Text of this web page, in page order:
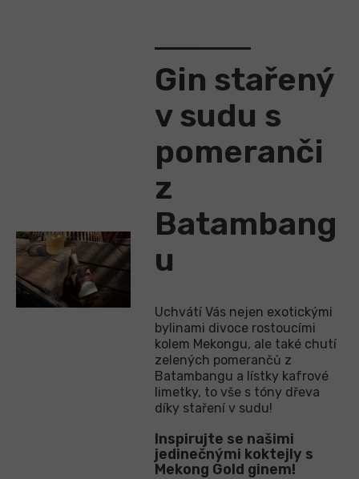
Gin stařený
v sudu s
pomeranči
z
Batambang
u
Uchvátí Vás nejen exotickými
bylinami divoce rostoucími
kolem Mekongu, ale také chutí
zelených pomerančů z
Batambangu a lístky kafrové
limetky, to vše s tóny dřeva
díky staření v sudu!
Inspirujte se našimi
jedinečnými koktejly s
Mekong Gold ginem!